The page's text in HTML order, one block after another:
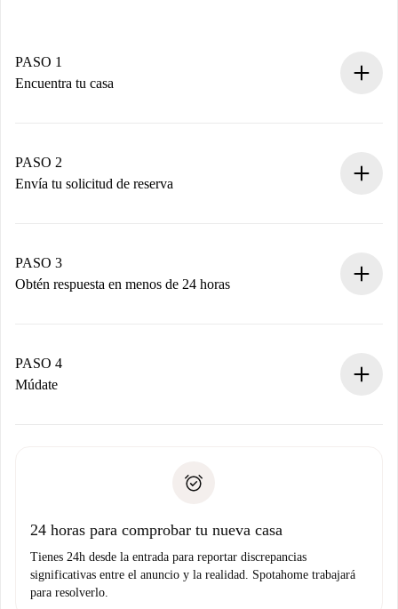
PASO 1
Encuentra tu casa
Tienes toda la información necesaria por adelantado.
PASO 2
Envía tu solicitud de reserva
propietario acepte.
PASO 3
Obtén respuesta en menos de 24 horas
contacto con el propietario.
Si es rechazada: No te haremos ningún cargo y te
Prueba de solvencia
PASO 4
Múdate
no nos comunicas ningún problema.
24 horas para comprobar tu nueva casa
Tienes 24h desde la entrada para reportar discrepancias
significativas entre el anuncio y la realidad. Spotahome trabajará
para resolverlo.